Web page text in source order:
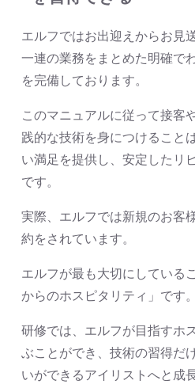
エルフではお出迎えからお見
一連の業務をまとめた明確で
を完備しております。
このマニュアルに従って接客
践的な技術を身につけること
い満足を提供し、安定したリ
です。
実際、エルフでは新規のお客
約をされています。
エルフが最も大切にしている
からのホスピタリティ」です。
研修では、エルフが目指すホ
ぶことができ、技術の習得だ
いができるアイリストへと成